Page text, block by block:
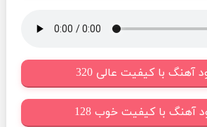
آهنگ با کیفیت عالی 320
آهنگ با کیفیت خوب 128